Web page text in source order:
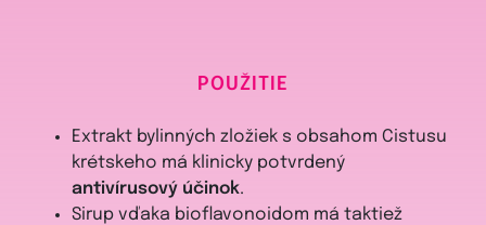
POUŽITIE
Extrakt bylinných zložiek s obsahom Cistusu
krétskeho má klinicky potvrdený
antivírusový účinok.
Sirup vďaka bioflavonoidom má taktiež